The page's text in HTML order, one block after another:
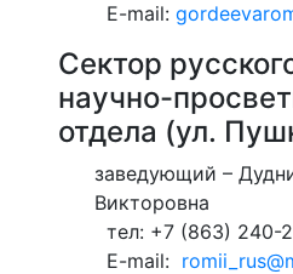
E-mail:
Сектор
научно-
отдела (ул.
заведующий –
Викторовна
тел: +7 (863) 240-
E-mail: